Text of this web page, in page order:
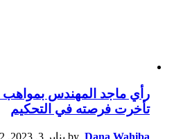
رأي ماجد المهندس
تأخرت فرصته في التحكيم
by Dana Wahiba يناير 3, 2023, 8:02 م